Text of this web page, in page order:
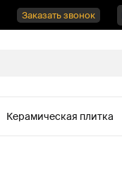
Заказать звонок
Керамическая плитка